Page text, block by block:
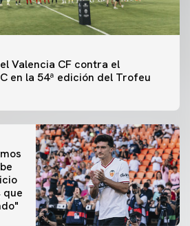
Valencia CF contra el
en la 54ª edición del Trofeu
que
CF-Newcastle United FC